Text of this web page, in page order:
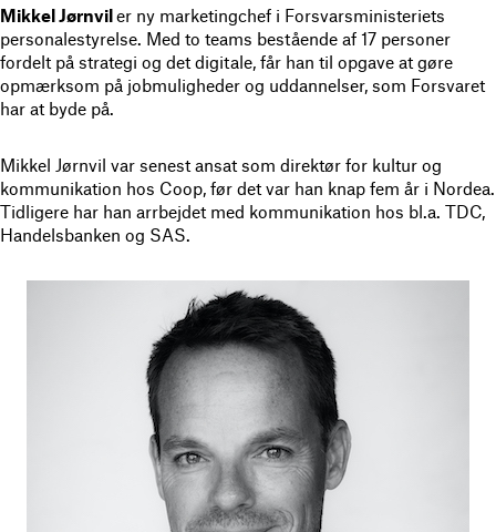
Mikkel Jørnviler ny marketingchef i Forsvarsministeriets
personalestyrelse. Med to teams bestående af 17 personer
fordelt på strategi og det digitale, får han til opgave at gøre
opmærksom på jobmuligheder og uddannelser, som Forsvaret
har at byde på.
Mikkel Jørnvil var senest ansat som direktør for kultur og
kommunikation hos Coop, før det var han knap fem år i Nordea.
Tidligere har han arrbejdet med kommunikation hos bl.a. TDC,
Handelsbanken og SAS.